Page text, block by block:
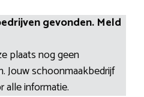
gevonden. Meld
plaats nog geen
Jouw schoonmaakbedrijf
alle informatie.